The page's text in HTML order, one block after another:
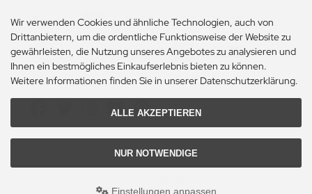
Social Media
heikes-handgewebtes.de/shop/ - All rights reserved.
Wir verwenden Cookies und ähnliche Technologien, auch von
Drittanbietern, um die ordentliche Funktionsweise der Website zu
gewährleisten, die Nutzung unseres Angebotes zu analysieren und
Ihnen ein bestmögliches Einkaufserlebnis bieten zu können.
Weitere Informationen finden Sie in unserer Datenschutzerklärung.
ALLE AKZEPTIEREN
NUR NOTWENDIGE
Einstellungen anpassen